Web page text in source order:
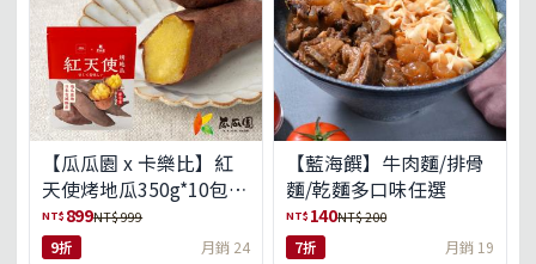
【瓜瓜園 x 卡樂比】紅
天使烤地瓜350g*10包
(免運組)
NT$ 899NT$ 999
9折 月銷 24
【藍海饌】牛肉麵/排骨
麵/乾麵多口味任選
NT$ 140NT$ 200
7折 月銷 19